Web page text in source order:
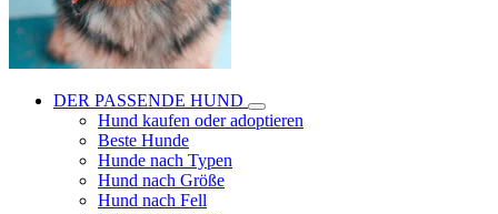
DER PASSENDE HUND
Hund kaufen oder adoptieren
Beste Hunde
Hunde nach Typen
Hund nach Größe
Hund nach Fell